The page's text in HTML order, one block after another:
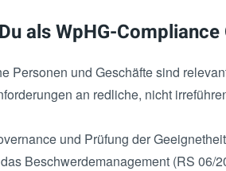
als WpHG-
Personen und Geschäfte sind
an redliche, nicht
und Prüfung der
Beschwerdemanagement (RS 06/